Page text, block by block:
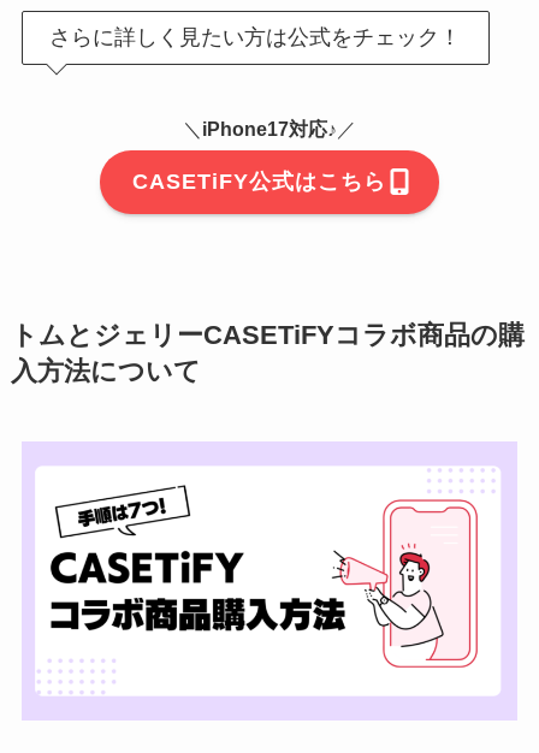
さらに詳しく見たい方は公式をチェック！
＼ iPhone17対応♪ ／
CASETiFY公式はこちら
トムとジェリーCASETiFYコラボ商品の購
入方法について